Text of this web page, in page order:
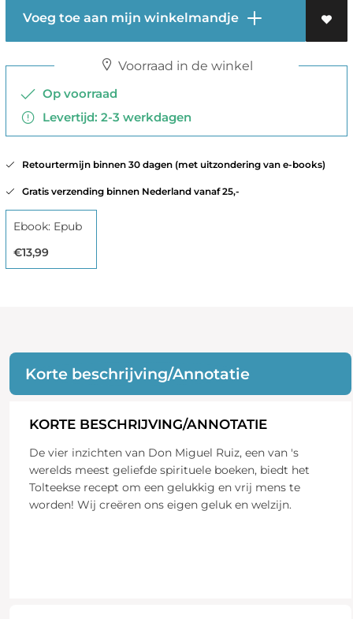
Voeg toe aan mijn winkelmandje
Voorraad in de winkel
Op voorraad
Levertijd: 2-3 werkdagen
Retourtermijn binnen 30 dagen (met uitzondering van e-books)
Gratis verzending binnen Nederland vanaf 25,-
Ebook: Epub
€13,99
Korte beschrijving/Annotatie
KORTE BESCHRIJVING/ANNOTATIE
De vier inzichten van Don Miguel Ruiz, een van 's
werelds meest geliefde spirituele boeken, biedt het
Tolteekse recept om een gelukkig en vrij mens te
worden! Wij creëren ons eigen geluk en welzijn.